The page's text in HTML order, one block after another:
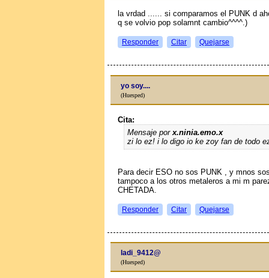
la vrdad ...... si comparamos el PUNK d
q se volvio pop solamnt cambio^^^^.)
Responder Citar Quejarse
yo soy....
(Huesped)
Cita:
Mensaje por x.ninia.emo.x
zi lo ez! i lo digo io ke zoy fan de todo
Para decir ESO no sos PUNK , y mnos
tampoco a los otros metaleros a mi m
CHETADA.
Responder Citar Quejarse
ladi_9412@
(Huesped)